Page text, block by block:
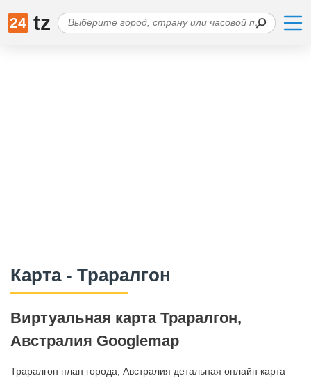
24 tz
Карта - Траралгон
Виртуальная карта Траралгон,
Австралия Googlemap
Траралгон план города, Австралия детальная онлайн карта